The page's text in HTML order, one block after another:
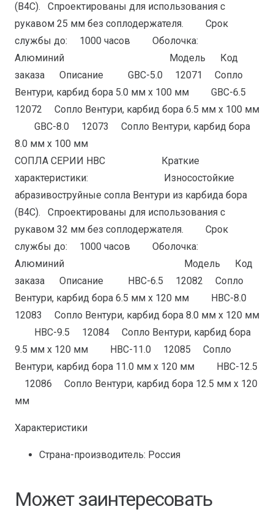
(B4С). Спроектированы для использования с
рукавом 25 мм без соплодержателя. Срок
службы до: 1000 часов Оболочка:
Алюминий Модель Код
заказа Описание GBС-5.0 12071 Сопло
Вентури, карбид бора 5.0 мм x 100 мм GBС-6.5
12072 Сопло Вентури, карбид бора 6.5 мм x 100 мм
GBС-8.0 12073 Сопло Вентури, карбид бора
8.0 мм x 100 мм
СОПЛА СЕРИИ HBС Краткие
характеристики: Износостойкие
абразивоструйные сопла Вентури из карбида бора
(B4С). Спроектированы для использования с
рукавом 32 мм без соплодержателя. Срок
службы до: 1000 часов Оболочка:
Алюминий Модель Код
заказа Описание HBС-6.5 12082 Сопло
Вентури, карбид бора 6.5 мм x 120 мм HBС-8.0
12083 Сопло Вентури, карбид бора 8.0 мм x 120 мм
HBС-9.5 12084 Сопло Вентури, карбид бора
9.5 мм x 120 мм HBС-11.0 12085 Сопло
Вентури, карбид бора 11.0 мм x 120 мм HBС-12.5
12086 Сопло Вентури, карбид бора 12.5 мм x 120
мм
Характеристики
Страна-производитель: Россия
Может заинтересовать